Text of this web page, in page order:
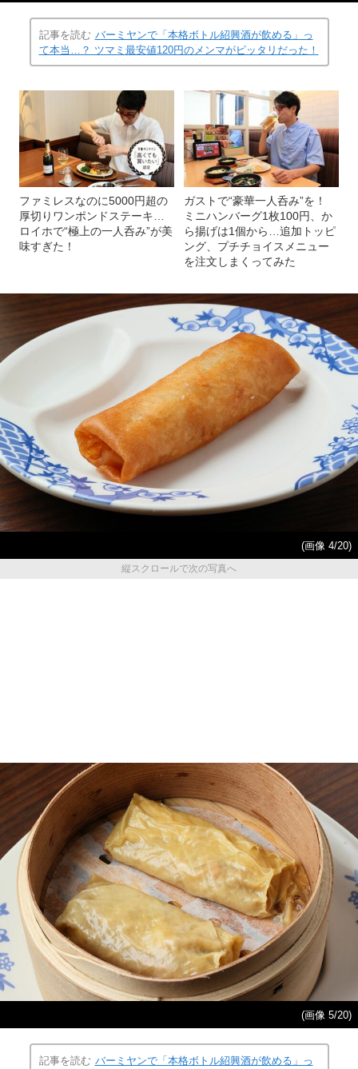
記事を読む バーミヤンで「本格ボトル紹興酒が飲める」っ
て本当…？ ツマミ最安値120円のメンマがピッタリだった！
ファミレスなのに5000円超の
厚切りワンポンドステーキ…
ロイホで“極上の一人呑み”が美
味すぎた！
ガストで“豪華一人呑み”を！
ミニハンバーグ1枚100円、か
ら揚げは1個から…追加トッピ
ング、プチチョイスメニュー
を注文しまくってみた
(画像 4/20)
縦スクロールで次の写真へ
(画像 5/20)
記事を読む バーミヤンで「本格ボトル紹興酒が飲める」っ